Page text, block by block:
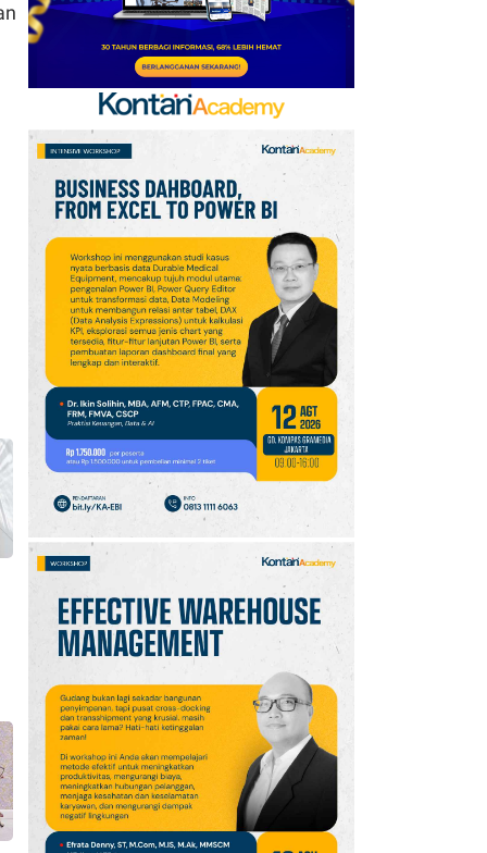
7
Kabar Transfer Man
United: 6 Pemain
Berpeluang Hengkang
Sebelum Deadline
8
Link dan Syarat
Dokumen Pendaftaran
Pandang Istana untuk
Ikut Upacara HUT Ke-81
RI
Sejarah Hari
Keantariksaan Nasional
Setiap 6 Agustus dan
Cara Merayakannya
10 Oppo A7 Pro Max Rilis
dengan Baterai 10.000
mAh, Terbesar
Sepanjang Sejarah Oppo